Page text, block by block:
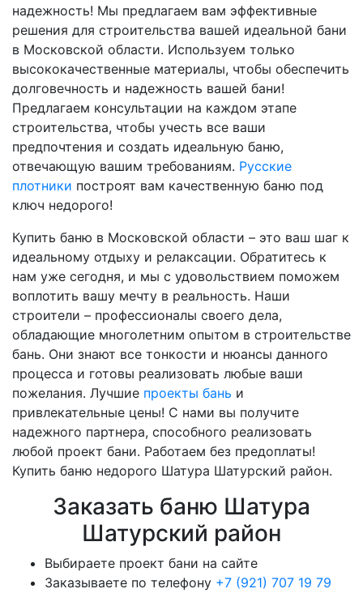
надежность! Мы предлагаем вам эффективные
решения для строительства вашей идеальной бани
в Московской области. Используем только
высококачественные материалы, чтобы обеспечить
долговечность и надежность вашей бани!
Предлагаем консультации на каждом этапе
строительства, чтобы учесть все ваши
предпочтения и создать идеальную баню,
отвечающую вашим требованиям. Русские
плотники построят вам качественную баню под
ключ недорого!
Купить баню в Московской области – это ваш шаг к
идеальному отдыху и релаксации. Обратитесь к
нам уже сегодня, и мы с удовольствием поможем
воплотить вашу мечту в реальность. Наши
строители – профессионалы своего дела,
обладающие многолетним опытом в строительстве
бань. Они знают все тонкости и нюансы данного
процесса и готовы реализовать любые ваши
пожелания. Лучшие проекты бань и
привлекательные цены! С нами вы получите
надежного партнера, способного реализовать
любой проект бани. Работаем без предоплаты!
Купить баню недорого Шатура Шатурский район.
Заказать баню Шатура
Шатурский район
Выбираете проект бани на сайте
Заказываете по телефону +7 (921) 707 19 79